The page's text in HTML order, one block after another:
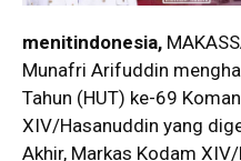
menitindonesia,
Munafri Arifuddin
Tahun (HUT) ke-69
XIV/Hasanuddin yang
Akhir, Markas Kodam